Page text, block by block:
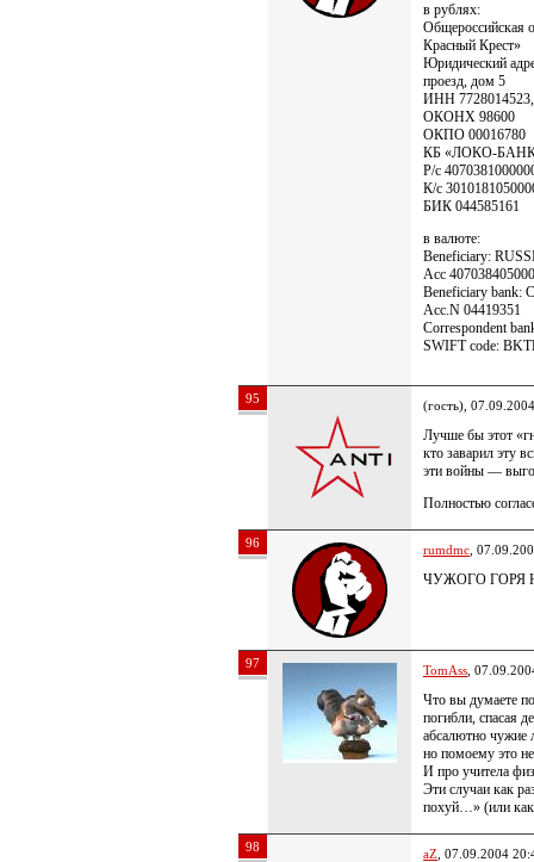
в рублях:
Общероссийская
Красный Крест»
Юридический
проезд, дом 5
ИНН
ОКОНХ 98600
ОКПО 00016780
КБ «ЛОКО-
Р/с
К/с
БИК 044585161
в валюте:
Beneficiary:
Acc
Beneficiary bank:
Acc.N 04419351
Correspondent
SWIFT code:
95 (гость),
Лучше бы этот
кто заварил эту
эти войны —
Полностью
96 rumdmc ,
ЧУЖОГО ГОРЯ
97 TomAss ,
Что вы думаете
погибли, спасая
абсалютно чужие
но помоему это
И про учитела
Эти случаи как
похуй…» (или
98 aZ , 07.09.2004